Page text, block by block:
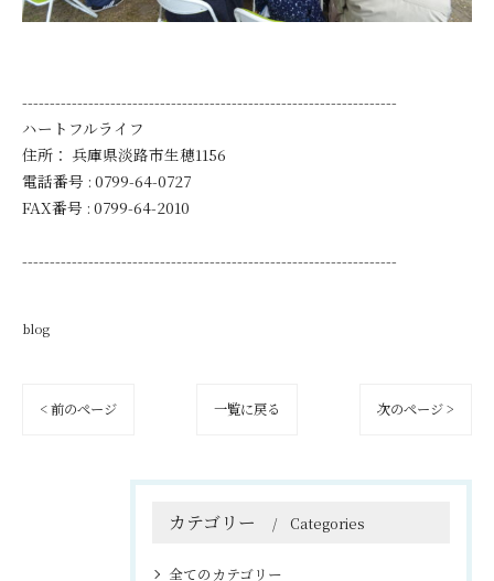
--------------------------------------------------------------------
ハートフルライフ
住所： 兵庫県淡路市生穂1156
電話番号 : 0799-64-0727
FAX番号 : 0799-64-2010
--------------------------------------------------------------------
blog
< 前のページ 一覧に戻る 次のページ >
カテゴリー Categories
全てのカテゴリー